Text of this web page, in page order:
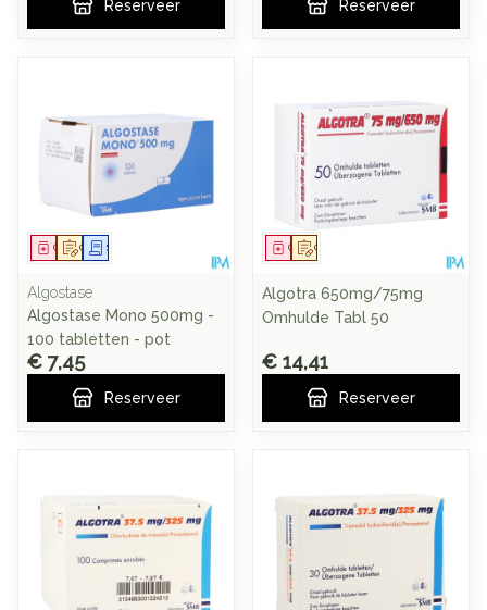
Reserveer Reserveer
Op voorschrift
GeneesmiddelSchriftelijke aanvraag
Algostase
Algostase Mono 500mg -
100 tabletten - pot
€ 7,45
Reserveer
Op voorschrift
Geneesmiddel
Algotra 650mg/75mg
Omhulde Tabl 50
€ 14,41
Reserveer